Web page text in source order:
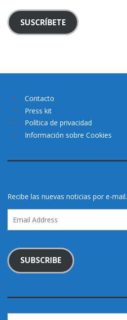
SUSCRÍBETE
Contacto
Press kit
Política de privacidad
Información sobre Cookies
Recibe las nuevas noticias por e-mail.
Address
SUBSCRIBE